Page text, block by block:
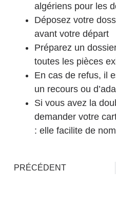
algériens pour les
Déposez votre
avant votre départ
Préparez un
toutes les pièces
En cas de refus, il
un recours ou
Si vous avez la
demander votre
: elle facilite de
PRÉCÉDENT